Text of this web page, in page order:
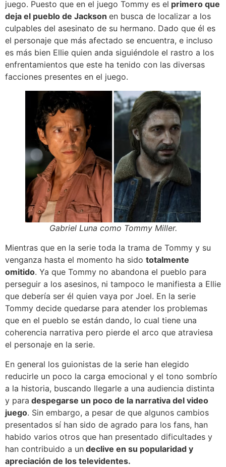
juego. Puesto que en el juego Tommy es el primero que
deja el pueblo de Jackson en busca de localizar a los
culpables del asesinato de su hermano. Dado que él es
el personaje que más afectado se encuentra, e incluso
es más bien Ellie quien anda siguiéndole el rastro a los
enfrentamientos que este ha tenido con las diversas
facciones presentes en el juego.
Gabriel Luna como Tommy Miller.
Mientras que en la serie toda la trama de Tommy y su
venganza hasta el momento ha sido totalmente
omitido. Ya que Tommy no abandona el pueblo para
perseguir a los asesinos, ni tampoco le manifiesta a Ellie
que debería ser él quien vaya por Joel. En la serie
Tommy decide quedarse para atender los problemas
que en el pueblo se están dando, lo cual tiene una
coherencia narrativa pero pierde el arco que atraviesa
el personaje en la serie.
En general los guionistas de la serie han elegido
reducirle un poco la carga emocional y el tono sombrío
a la historia, buscando llegarle a una audiencia distinta
y para despegarse un poco de la narrativa del video
juego. Sin embargo, a pesar de que algunos cambios
presentados sí han sido de agrado para los fans, han
habido varios otros que han presentado dificultades y
han contribuido a un declive en su popularidad y
apreciación de los televidentes.